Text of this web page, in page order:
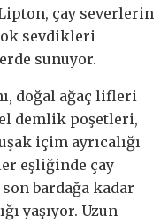
çay severlerin
sevdikleri
sunuyor.
doğal ağaç lifleri
demlik poşetleri,
içim ayrıcalığı
eşliğinde çay
bardağa kadar
yaşıyor. Uzun